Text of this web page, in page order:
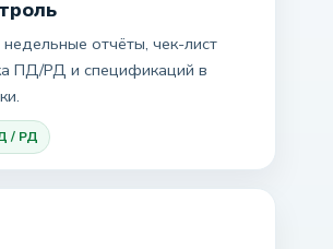
отчёты, чек-лист
ПД/РД и спецификаций в
/ РД